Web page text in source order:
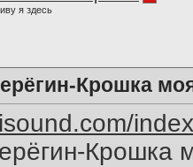
я здесь
Крошка
Крошка